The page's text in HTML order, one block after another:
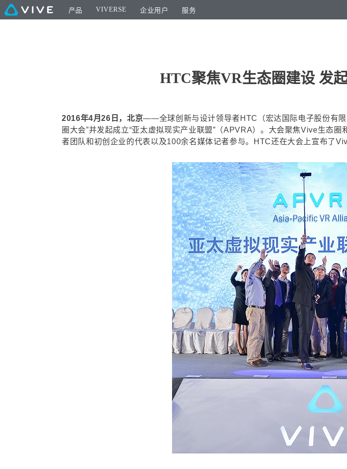
产品 VIVERSE 企业用户 服务
HTC聚焦VR生态圈建设 发
2016年4月26日，北京——全球创新与设计领导者HTC（宏达国际电子股份有限
圈大会”并发起成立“亚太虚拟现实产业联盟”（APVRA）。大会聚焦Vive生态
者团队和初创企业的代表以及100余名媒体记者参与。HTC还在大会上宣布了